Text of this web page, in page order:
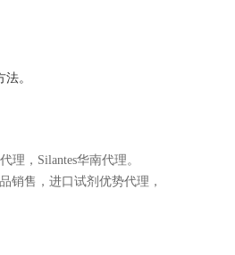
。
理，Silantes华南代理。
销售，进口试剂优势代理，